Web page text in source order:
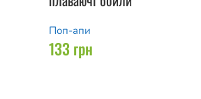
Поп-апи
133 грн